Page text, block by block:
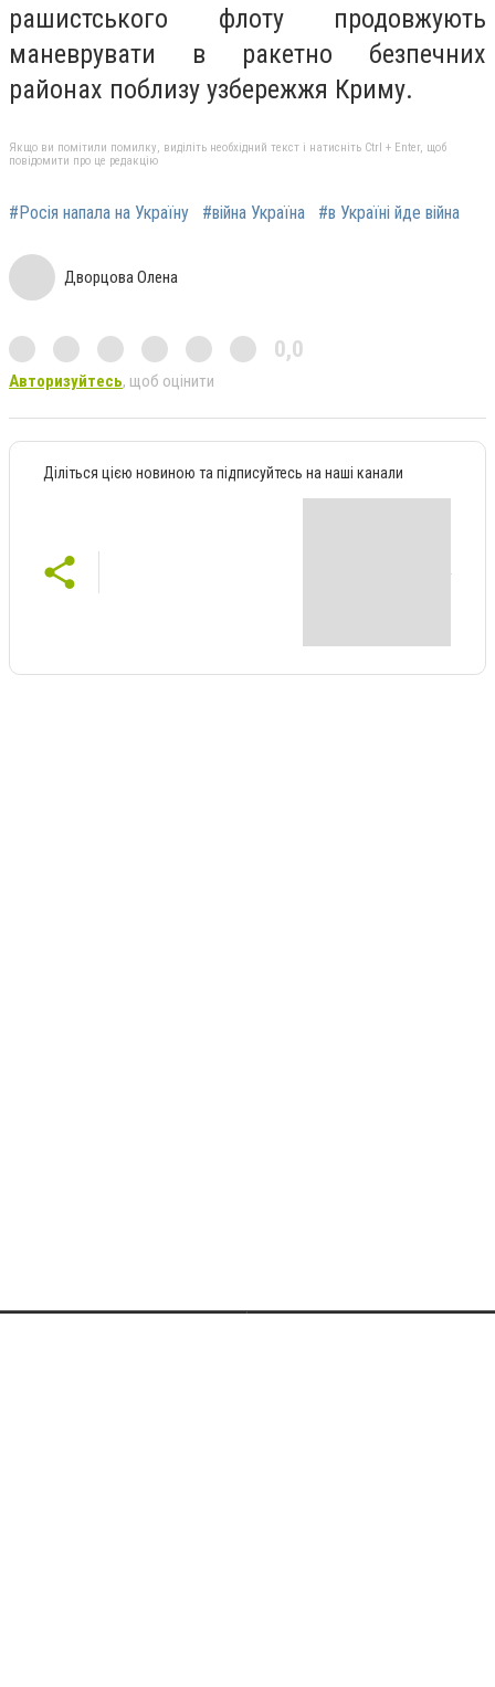
рашистського флоту продовжують
маневрувати в ракетно безпечних
районах поблизу узбережжя Криму.
Якщо ви помітили помилку, виділіть необхідний текст і натисніть Ctrl + Enter, щоб
повідомити про це редакцію
#Росія напала на Україну #війна Україна #в Україні йде війна
Дворцова Олена
0,0
Авторизуйтесь, щоб оцінити
Діліться цією новиною та підписуйтесь на наші канали